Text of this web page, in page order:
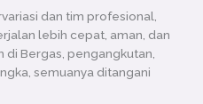
dan tim profesional,
lebih cepat, aman, dan
di Bergas, pengangkutan,
semuanya ditangani